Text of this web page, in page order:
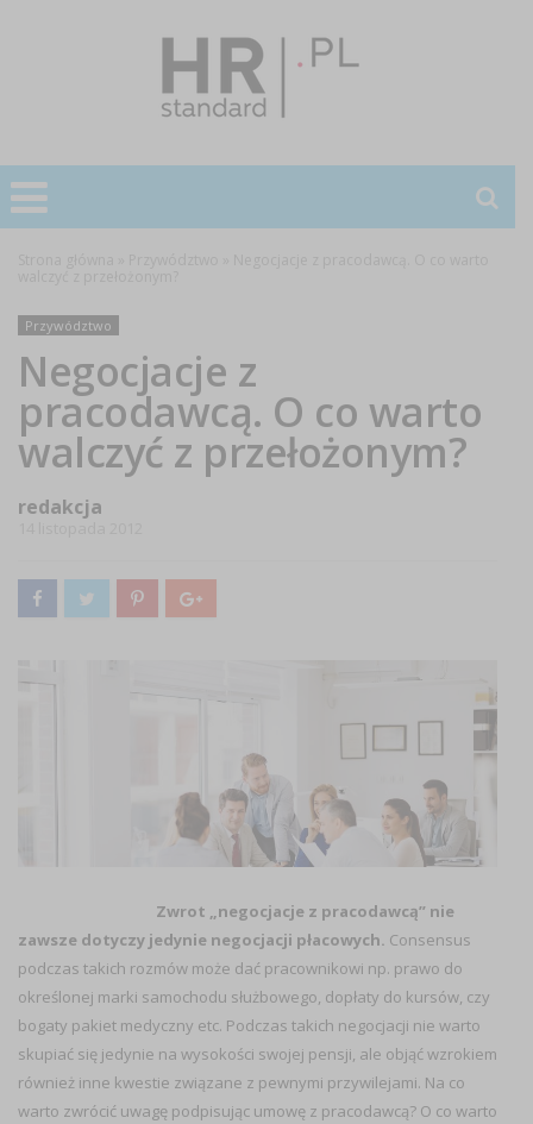
Przywództwo
Negocjacje z
pracodawcą. O co warto
walczyć z przełożonym?
redakcja
Zwrot „negocjacje z pracodawcą” nie
zawsze dotyczy jedynie negocjacji płacowych. Consensus
podczas takich rozmów może dać pracownikowi np. prawo do
określonej marki samochodu służbowego, dopłaty do kursów, czy
bogaty pakiet medyczny etc. Podczas takich negocjacji nie warto
skupiać się jedynie na wysokości swojej pensji, ale objąć wzrokiem
również inne kwestie związane z pewnymi przywilejami. Na co
warto zwrócić uwagę podpisując umowę z pracodawcą? O co warto